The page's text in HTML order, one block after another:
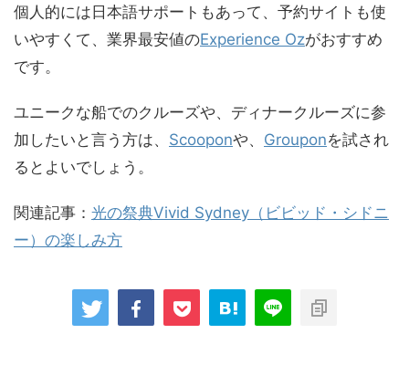
個人的には日本語サポートもあって、予約サイトも使
いやすくて、業界最安値のExperience Ozがおすすめ
です。
ユニークな船でのクルーズや、ディナークルーズに参
加したいと言う方は、 Scooponや、 Grouponを試され
るとよいでしょう。
関連記事： 光の祭典Vivid Sydney（ビビッド・シドニ
ー）の楽しみ方